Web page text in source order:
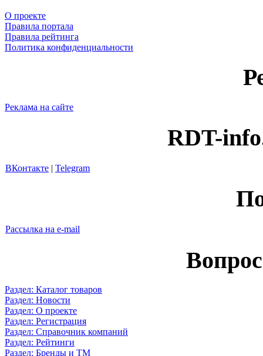
О проекте
Правила портала
Правила рейтинга
Политика конфиденциальности
Реклама на сайте
RDT-
ВКонтакте | Telegram
Рассылка на e-mail
Раздел: Каталог товаров
Раздел: Новости
Раздел: О проекте
Раздел: Регистрация
Раздел: Справочник компаний
Раздел: Рейтинги
Раздел: Бренды и ТМ